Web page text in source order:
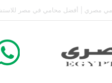
تعيين قيم على المحكوم عليه بعقوبة